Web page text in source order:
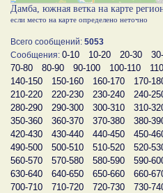
Дамба, южная ветка на карте
если место на карте определено неточно
Всего сообщений: 5053
Сообщения: 0-10 10-20 20-30
70-80
80-90 90-100 100-110
140-150
150-160 160-170 170-
210-220
220-230 230-240 240-
280-290
290-300 300-310 310-
350-360
360-370 370-380 380-
420-430
430-440 440-450 450-
490-500
500-510 510-520 520-
560-570
570-580 580-590 590-
630-640
640-650 650-660 660-
700-710
710-720 720-730 730-